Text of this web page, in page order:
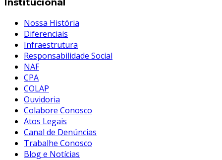
Institucional
Nossa História
Diferenciais
Infraestrutura
Responsabilidade Social
NAF
CPA
COLAP
Ouvidoria
Colabore Conosco
Atos Legais
Canal de Denúncias
Trabalhe Conosco
Blog e Notícias